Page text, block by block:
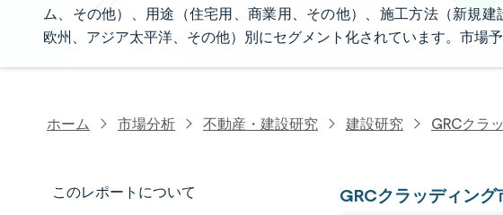
ム、その他）、用途（住宅用、商業用、その他）、施工方法（新規建
欧州、アジア太平洋、その他）別にセグメント化されています。市場
ホーム 市場分析 不動産・建設研究 建設研究 GRCクラ
このレポートについて GRCクラッディン